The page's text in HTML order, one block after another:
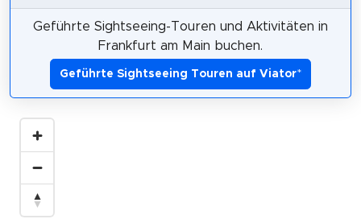
Geführte Sightseeing-Touren und Aktivitäten in
Frankfurt am Main buchen.
Geführte Sightseeing Touren auf Viator*